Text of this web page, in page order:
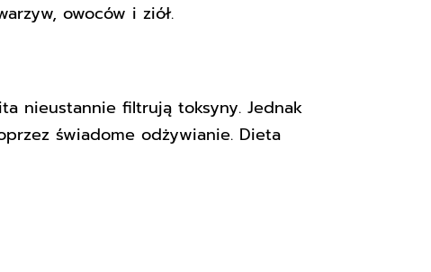
owoców i ziół.
nieustannie filtrują toksyny. Jednak
świadome odżywianie. Dieta